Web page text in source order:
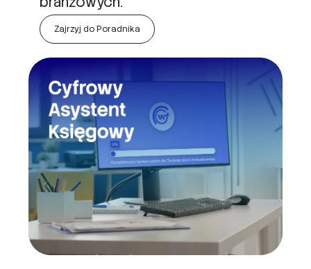
Zajrzyj do Poradnika